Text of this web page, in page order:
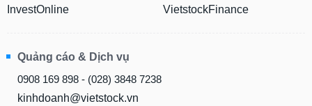
InvestOnline
VietstockFinance
Quảng cáo & Dịch vụ
0908 169 898 - (028) 3848 7238
kinhdoanh@vietstock.vn